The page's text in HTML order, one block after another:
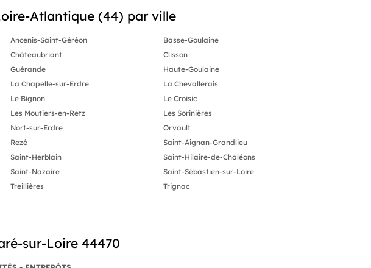
Atlantique (44) par ville
Ancenis-Saint-Géréon
Basse-Goulaine
Châteaubriant
Clisson
Guérande
Haute-Goulaine
La Chapelle-sur-Erdre
La Chevallerais
Le Bignon
Le Croisic
Les Moutiers-en-Retz
Les Sorinières
Nort-sur-Erdre
Orvault
Rezé
Saint-Aignan-Grandlieu
Saint-Herblain
Saint-Hilaire-de-Chaléons
Saint-Nazaire
Saint-Sébastien-sur-Loire
Treillières
Trignac
sur-Loire 44470